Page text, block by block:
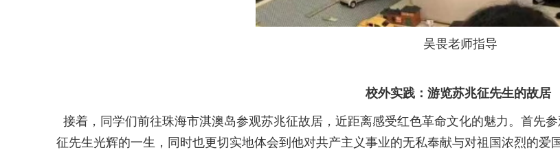
吴畏老师指导
校外实践：游览苏兆征先生的故居
接着，同学们前往珠海市淇澳岛参观苏兆征故居，近距离感受红色革命文化的魅力。首先
征先生光辉的一生，同时也更切实地体会到他对共产主义事业的无私奉献与对祖国浓烈的